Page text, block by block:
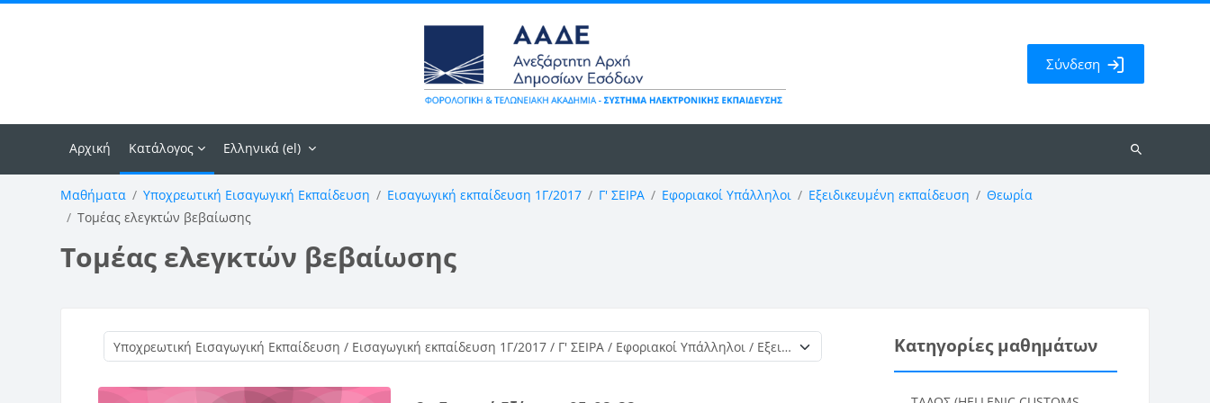
Σύνδεση
Αρχική Κατάλογος Ελληνικά ‎(el)‎
Αναζήτηση
Μαθήματα Υποχρεωτική Εισαγωγική Εκπαίδευση Εισαγωγική εκπαίδευση 1Γ/2017 Γ' ΣΕΙΡΑ Εφοριακοί Υπάλληλοι Εξειδικευμένη εκπαίδευση
Θεωρία
Τομέας ελεγκτών βεβαίωσης
Τομέας ελεγκτών βεβαίωσης
Κατηγορίες μαθημάτων Κατηγορίες μαθημάτων